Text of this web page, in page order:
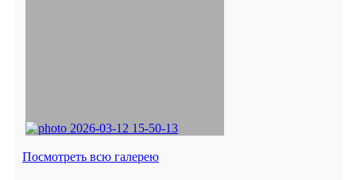
Посмотреть всю галерею